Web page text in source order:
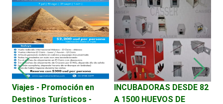
Centros Turísticos
Cerrajerías
Cibercafés
Clínicas de Belleza
Viajes - Promoción en
Destinos Turísticos -
INCUBADORAS DESDE 82
A 1500 HUEVOS DE